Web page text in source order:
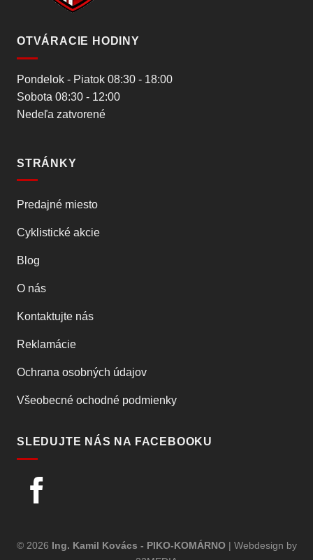
OTVÁRACIE HODINY
Pondelok - Piatok 08:30 - 18:00
Sobota 08:30 - 12:00
Nedeľa zatvorené
STRÁNKY
Predajné miesto
Cyklistické akcie
Blog
O nás
Kontaktujte nás
Reklamácie
Ochrana osobných údajov
Všeobecné ochodné podmienky
SLEDUJTE NÁS NA FACEBOOKU
© 2026 Ing. Kamil Kovács - PIKO-KOMÁRNO| Webdesign by